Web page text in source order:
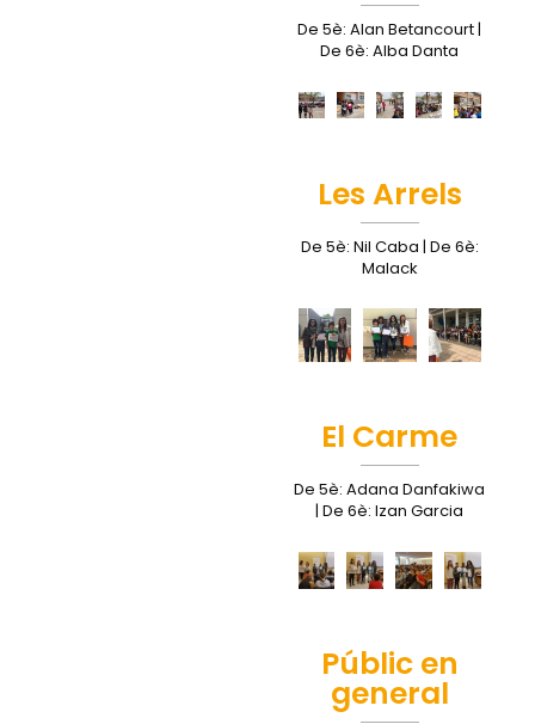
De 5è: Alan Betancourt |
De 6è: Alba Danta
Les Arrels
De 5è: Nil Caba | De 6è:
Malack
El Carme
De 5è: Adana Danfakiwa
| De 6è: Izan Garcia
Públic en
general